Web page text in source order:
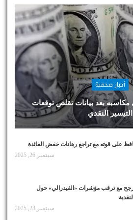
أخبار صحفية
مكاسبه بعد بيانات تقلص توقعات
التيسير النقدي
على قوته مع تراجع رهانات خفض الفائدة
سبتمبر 26, 2025
مع ترقب مؤشرات «الفيدرالي» حول
سبتمبر 23, 2025